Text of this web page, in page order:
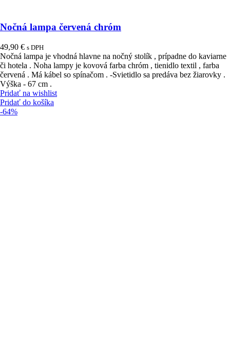
Nočná lampa červená chróm
49,90 € s DPH
Nočná lampa je vhodná hlavne na nočný stolík , prípadne do kaviarne
či hotela . Noha lampy je kovová farba chróm , tienidlo textil , farba
červená . Má kábel so spínačom . -Svietidlo sa predáva bez žiarovky .
Výška - 67 cm .
Pridať na wishlist
Pridať do košíka
-64%